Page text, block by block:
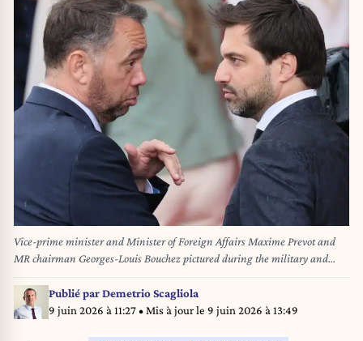
Vice-prime minister and Minister of Foreign Affairs Maxime Prevot and
MR chairman Georges-Louis Bouchez pictured during the military and
civilian parade on the Belgian National Day, in Brussels, Monday 21 July
2025. This parade pays tribute to our country's security and emergency
services, such as the army, police, fire brigade or civil protection. BELGA
Publié parDemetrio Scagliola
9 juin 2026 à 11:27• Mis à jour le 9 juin 2026 à 13:49